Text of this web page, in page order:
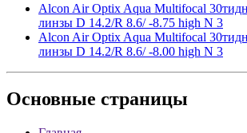
Alcon Air Optix Aqua Multifocal
линзы D 14.2/R 8.6/ -8.75 high N 3
Alcon Air Optix Aqua Multifocal
линзы D 14.2/R 8.6/ -8.00 high N 3
Основные страницы